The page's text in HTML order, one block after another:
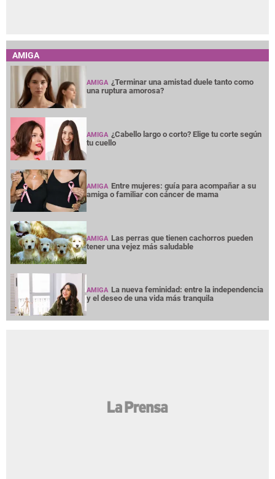
AMIGA
AMIGA ¿Terminar una amistad duele tanto como
una ruptura amorosa?
AMIGA ¿Cabello largo o corto? Elige tu corte según
tu cuello
AMIGA Entre mujeres: guía para acompañar a su
amiga o familiar con cáncer de mama
AMIGA Las perras que tienen cachorros pueden
tener una vejez más saludable
AMIGA La nueva feminidad: entre la independencia
y el deseo de una vida más tranquila